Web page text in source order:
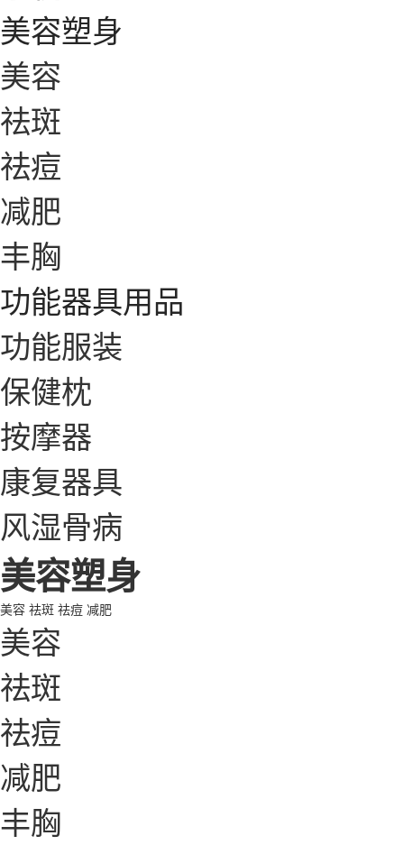
美容塑身
美容
祛斑
祛痘
减肥
丰胸
功能器具用品
功能服装
保健枕
按摩器
康复器具
风湿骨病
美容塑身
美容 祛斑 祛痘 减肥
美容
祛斑
祛痘
减肥
丰胸